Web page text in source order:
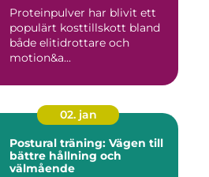
Proteinpulver har blivit ett
populärt kosttillskott bland
både elitidrottare och
motion&a...
02. jan
Postural träning: Vägen till
bättre hållning och
välmående